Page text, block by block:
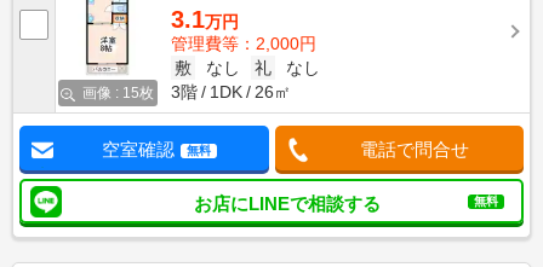
画像 : 15枚
3.1万円
管理費等：2,000円
敷
なし 礼
なし
3階
1DK 26㎡
空室確認 無料 電話で問合せ
お店にLINEで相談する 無料